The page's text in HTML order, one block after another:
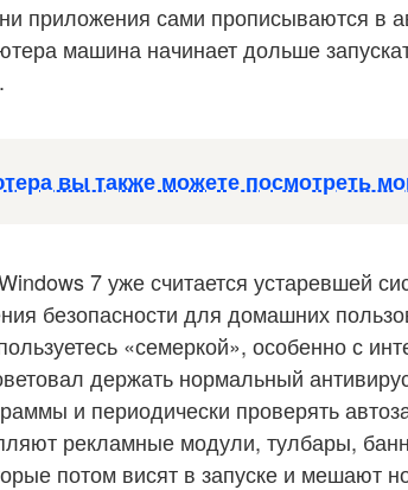
приложения сами прописываются в
машина начинает дольше
вы также можете посмотреть
7 уже считается устаревшей
безопасности для домашних
«семеркой», особенно с
держать нормальный
и периодически проверять
рекламные модули, тулбары,
потом висят в запуске и мешают